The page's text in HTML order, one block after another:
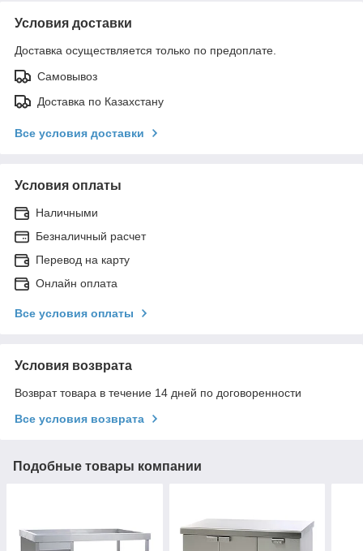
Условия доставки
Доставка осуществляется только по предоплате.
Самовывоз
Доставка по Казахстану
Все условия доставки
Условия оплаты
Наличными
Безналичный расчет
Перевод на карту
Онлайн оплата
Все условия оплаты
Условия возврата
Возврат товара в течение 14 дней по договоренности
Все условия возврата
Подобные товары компании